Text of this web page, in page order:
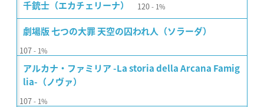
千銃士（エカチェリーナ） 120 1%
劇場版 七つの大罪 天空の囚われ人（ソラーダ）
107 1%
アルカナ・ファミリア -La storia della Arcana Famig
lia-（ノヴァ）
107 1%